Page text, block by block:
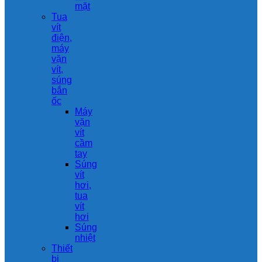
mặt
Tua
vít
điện,
máy
vặn
vít,
súng
bắn
ốc
Máy
vặn
vít
cầm
tay
Súng
vít
hơi,
tua
vít
hơi
Súng
nhiệt
Thiết
bị